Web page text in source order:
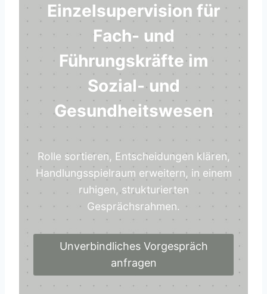
Einzelsupervision für
Fach- und
Führungskräfte im
Sozial- und
Gesundheitswesen
Rolle sortieren, Entscheidungen klären,
Handlungsspielraum erweitern, in einem
ruhigen, strukturierten
Gesprächsrahmen.
Unverbindliches Vorgespräch
anfragen